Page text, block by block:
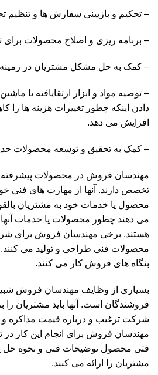
– تحکیم و بازبینی سفارش ها و تنظیم
– برنامه ریزی و اصلاح محصولات برای
– کمک به حل مشکل مشتریان در
– توصیه مواد و ابزار ارتقایافته یا
دادن اینکه چطور تغییرات هزینه ها را
افزایش می دهد.
– کمک به تحقیق و توسعه محصولات
مهندسان فروش در محصولات
تخصص دارند. آنها از مهارت های فنی
محصول یا خدمات خود به مشتریان
می دهند چطور محصولات یا خدمات آنها
هستند. برخی مهندسان فروش برای
محصولات فنی طراحی و تولید می
بنگاه های فروش کار می کنند.
بسیاری از وظایف مهندسان فروش
فروشندگان است. آنها باید مشتریان
شرکت ترغیب و درباره قیمت مذاکره
مهندسان فروش برای انجام این کار در
فتی محصول توضیحات فنی و نحوه
مشتریان را ارائه می کنند.